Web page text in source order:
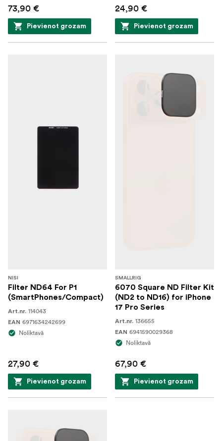
73,90 €
Pievienot grozam
24,90 €
Pievienot grozam
NISI
Filter ND64 For P1
(SmartPhones/Compact)
Art.nr. 114043
EAN 6971634242699
Noliktavā
27,90 €
Pievienot grozam
SMALLRIG
6070 Square ND Filter Kit
(ND2 to ND16) for iPhone
17 Pro Series
Art.nr. 136655
EAN 6941590029368
Noliktavā
67,90 €
Pievienot grozam